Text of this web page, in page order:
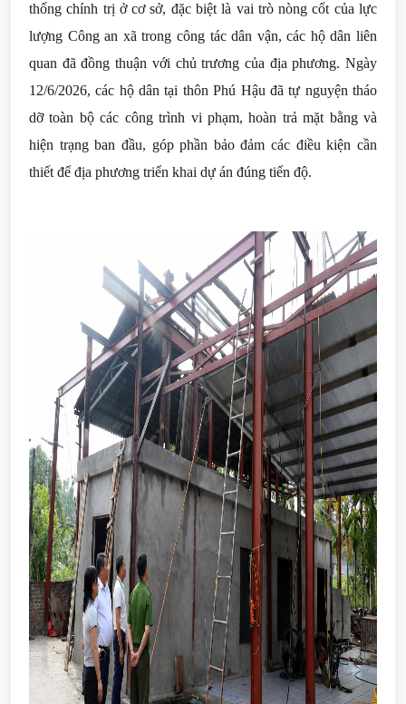
thống chính trị ở cơ sở, đặc biệt là vai trò nòng cốt của lực
lượng Công an xã trong công tác dân vận, các hộ dân liên
quan đã đồng thuận với chủ trương của địa phương. Ngày
12/6/2026, các hộ dân tại thôn Phú Hậu đã tự nguyện tháo
dỡ toàn bộ các công trình vi phạm, hoàn trả mặt bằng và
hiện trạng ban đầu, góp phần bảo đảm các điều kiện cần
thiết để địa phương triển khai dự án đúng tiến độ.